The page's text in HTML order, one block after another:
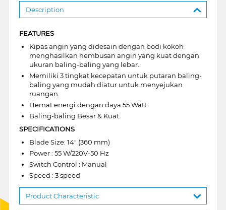
Description
FEATURES
Kipas angin yang didesain dengan bodi kokoh
menghasilkan hembusan angin yang kuat dengan
ukuran baling-baling yang lebar.
Memiliki 3 tingkat kecepatan untuk putaran baling-
baling yang mudah diatur untuk menyejukan
ruangan.
Hemat energi dengan daya 55 Watt.
Baling-baling Besar & Kuat.
SPECIFICATIONS
Blade Size: 14" (360 mm)
Power : 55 W/220V-50 Hz
Switch Control : Manual
Speed : 3 speed
Product Characteristic